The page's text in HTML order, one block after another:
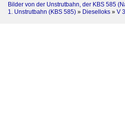
Bilder von der Unstrutbahn, der KBS 585
1. Unstrutbahn (KBS 585) » Dieselloks » V